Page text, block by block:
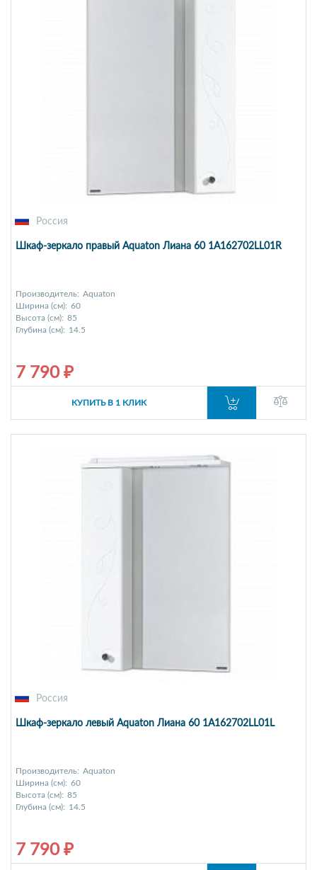
Россия
Шкаф-зеркало правый Aquaton Лиана 60 1A162702LL01R
Производитель: Aquaton
Ширина (см): 60
Высота (см): 85
Глубина (см): 14.5
7 790 ₽
КУПИТЬ В 1 КЛИК
Россия
Шкаф-зеркало левый Aquaton Лиана 60 1A162702LL01L
Производитель: Aquaton
Ширина (см): 60
Высота (см): 85
Глубина (см): 14.5
7 790 ₽